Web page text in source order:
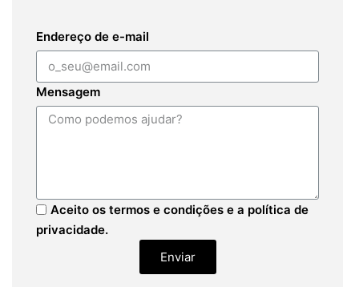
Endereço de e-mail
Mensagem
Aceito os termos e condições e a política de
privacidade.
Enviar